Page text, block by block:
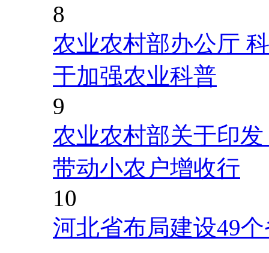
8
农业农村部办公厅
于加强农业科普
9
农业农村部关于印
带动小农户增收行
10
河北省布局建设49